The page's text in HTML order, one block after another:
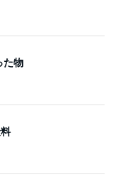
た物